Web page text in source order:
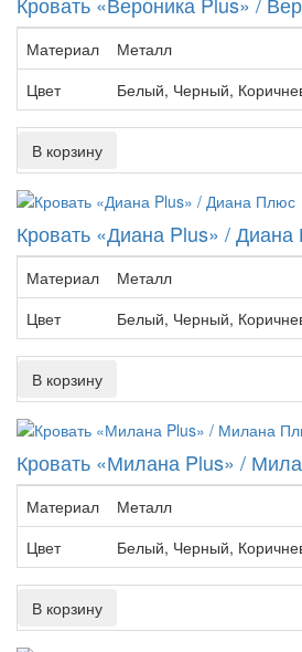
Материал
Металл
Цвет
Белый, Черный,
В корзину
Кровать «Диана Plus» /
Материал
Металл
Цвет
Белый, Черный,
В корзину
Кровать «Милана Plus» /
Материал
Металл
Цвет
Белый, Черный,
В корзину